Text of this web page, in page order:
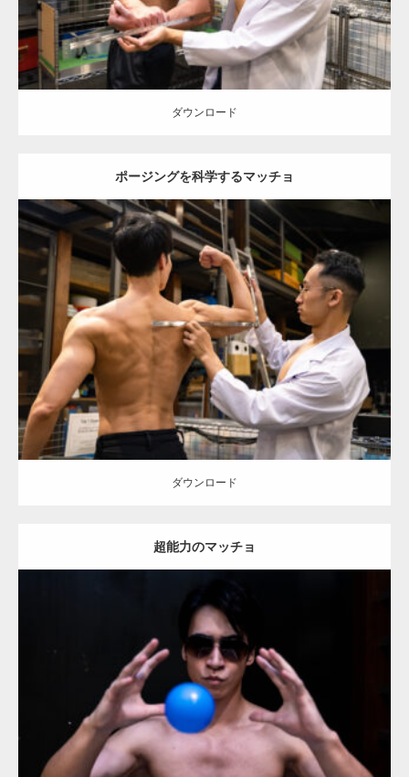
ダウンロード
ポージングを科学するマッチョ
Update: 2025.10.30
Category:科学技術館のマッチョ オレンジの人
AKIHITO(細マッチョ)
外資系筋肉 大胸筋 千代田区（東京）
ダウンロード
ダウンロード
超能力のマッチョ
Update: 2025.10.30
科学技術館のマッチョ オレンジの人 SOSUKE
飛ばされマッチョ 千代田区（東京）
ダウンロード